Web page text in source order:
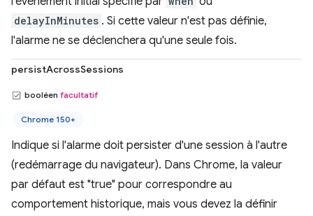
delayInMinutes . Si cette valeur n'est pas définie,
l'alarme ne se déclenchera qu'une seule fois.
persistAcrossSessions
booléen facultatif
Chrome 150+
Indique si l'alarme doit persister d'une session à l'autre
(redémarrage du navigateur). Dans Chrome, la valeur
par défaut est "true" pour correspondre au
comportement historique, mais vous devez la définir